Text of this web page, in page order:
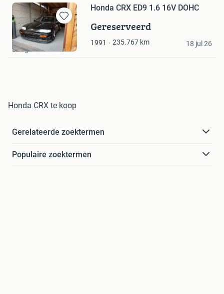
Bewaren
in
Mijn
Favorieten
Honda CRX ED9 1.6 16V DOHC
Gereserveerd
1991 235.767 km
Kris
Dongen
18 jul 26
Honda CRX te koop
Gerelateerde zoektermen
Populaire zoektermen